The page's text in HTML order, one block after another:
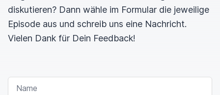
diskutieren? Dann wähle im Formular die jeweilige
Episode aus und schreib uns eine Nachricht.
Vielen Dank für Dein Feedback!
NAME